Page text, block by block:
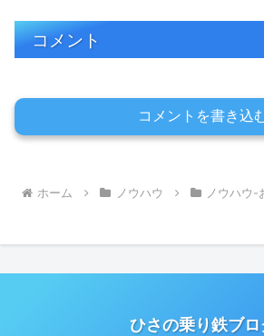
コメント
コメントを書き込
ホーム ノウハウ ノウハウ-
ひさの乗り鉄ブロ